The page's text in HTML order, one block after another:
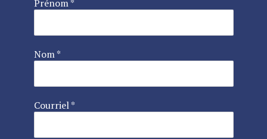
Prénom*
Nom*
Courriel*